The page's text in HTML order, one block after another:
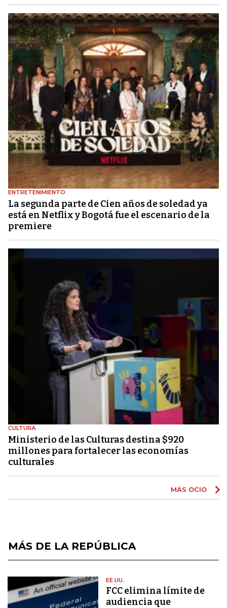
ENTRETENIMIENTO
La segunda parte de Cien años de soledad ya
está en Netflix y Bogotá fue el escenario de la
premiere
CULTURA
Ministerio de las Culturas destina $920
millones para fortalecer las economías
culturales
MÁS OCIO
MÁS DE LA REPÚBLICA
EE.UU.
FCC elimina límite de
audiencia que